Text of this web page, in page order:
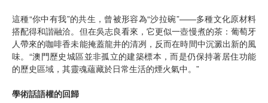
這種“你中有我”的共生，曾被形容為“沙拉碗”——多種文化原材料
搭配得和諧融洽。但在吳志良看來，它更似一壺慢煮的茶：葡萄牙
人帶來的咖啡香未能掩蓋龍井的清冽，反而在時間中沉澱出新的風
味。“澳門歷史城區並非孤立的建築標本，而是仍保持著居住功能
的歷史區域，其靈魂蘊藏於日常生活的煙火氣中。”
學術話語權的回歸